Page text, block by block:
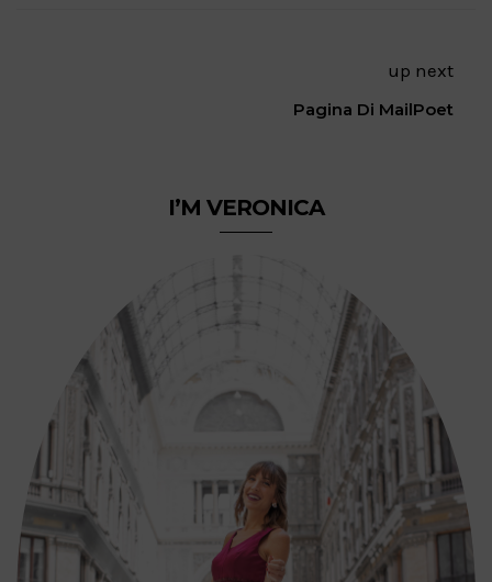
up next
Pagina Di MailPoet
I’M VERONICA